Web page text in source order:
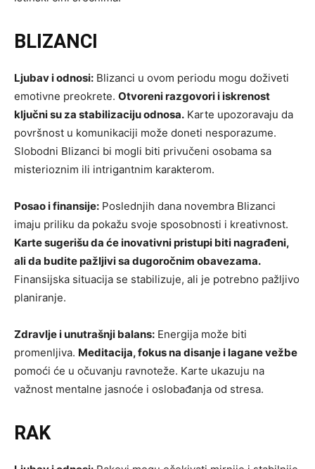
BLIZANCI
Ljubav i odnosi: Blizanci u ovom periodu mogu doživeti
emotivne preokrete. Otvoreni razgovori i iskrenost
ključni su za stabilizaciju odnosa. Karte upozoravaju da
površnost u komunikaciji može doneti nesporazume.
Slobodni Blizanci bi mogli biti privučeni osobama sa
misterioznim ili intrigantnim karakterom.
Posao i finansije: Poslednjih dana novembra Blizanci
imaju priliku da pokažu svoje sposobnosti i kreativnost.
Karte sugerišu da će inovativni pristupi biti nagrađeni,
ali da budite pažljivi sa dugoročnim obavezama.
Finansijska situacija se stabilizuje, ali je potrebno pažljivo
planiranje.
Zdravlje i unutrašnji balans: Energija može biti
promenljiva. Meditacija, fokus na disanje i lagane vežbe
pomoći će u očuvanju ravnoteže. Karte ukazuju na
važnost mentalne jasnoće i oslobađanja od stresa.
RAK